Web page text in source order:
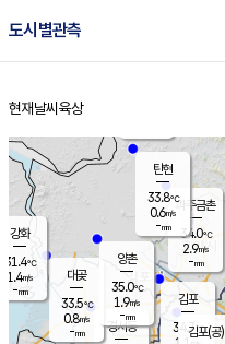
도시별관측
홈
현재날씨 육상
경서동
파주금촌
34.0℃
2.9m/s
-mm
대곶
33.5℃
0.8m/s
-mm
탄현
33.8℃
0.6m/s
-mm
김포
34.7℃
양촌
35.0℃
1.9m/s
-mm
강화
31.4℃
1.4m/s
-mm
김포(공)